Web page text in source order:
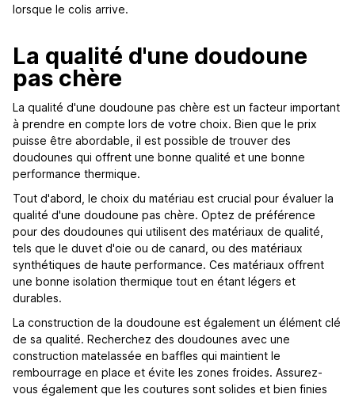
lorsque le colis arrive.
La qualité d'une doudoune
pas chère
La qualité d'une doudoune pas chère est un facteur important
à prendre en compte lors de votre choix. Bien que le prix
puisse être abordable, il est possible de trouver des
doudounes qui offrent une bonne qualité et une bonne
performance thermique.
Tout d'abord, le choix du matériau est crucial pour évaluer la
qualité d'une doudoune pas chère. Optez de préférence
pour des doudounes qui utilisent des matériaux de qualité,
tels que le duvet d'oie ou de canard, ou des matériaux
synthétiques de haute performance. Ces matériaux offrent
une bonne isolation thermique tout en étant légers et
durables.
La construction de la doudoune est également un élément clé
de sa qualité. Recherchez des doudounes avec une
construction matelassée en baffles qui maintient le
rembourrage en place et évite les zones froides. Assurez-
vous également que les coutures sont solides et bien finies